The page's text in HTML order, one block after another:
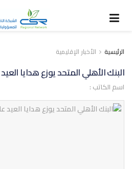
الرئيسية الأخبار الإقليمية
البنك الأهلي المتحد يوزع هدايا
اسم الكاتب :